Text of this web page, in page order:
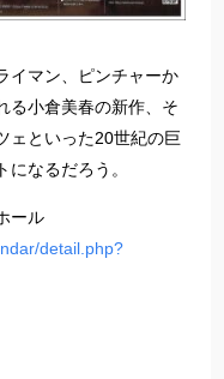
イマン、ピンチャーか
る小倉美春の新作、そ
ェといった20世紀の巨
なるだろう。
ール
detail.php?